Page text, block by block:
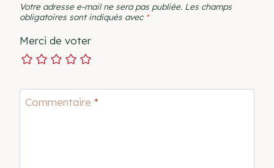
Votre adresse e-mail ne sera pas publiée. Les champs
obligatoires sont indiqués avec *
Merci de voter
Commentaire *